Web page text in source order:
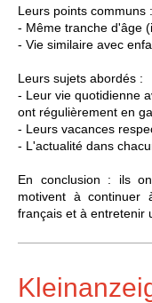
Leurs points communs :
- Même tranche d'âge
- Vie similaire avec
Leurs sujets abordés :
- Leur vie quotidienne
ont régulièrement en
- Leurs vacances
- L'actualité dans
En conclusion : ils
motivent à continuer
français et à entretenir